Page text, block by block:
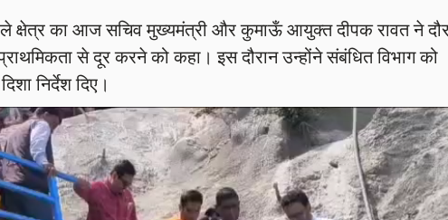
क्षेत्र का आज सचिव मुख्यमंत्री और कुमाऊँ आयुक्त दीपक रावत ने
से दूर करने को कहा। इस दौरान उन्होंने संबंधित विभाग को
निर्देश दिए।